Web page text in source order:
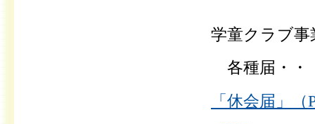
学童クラブ事
各種届・・
「休会届」